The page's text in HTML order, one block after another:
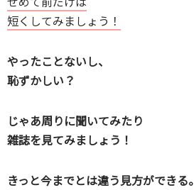
短くしてみましょう！
やったことないし、
恥ずかしい？
じゃあ周りに聞いてみたり
雑誌を見てみましょう！
きっと今までとは違う見方ができる。